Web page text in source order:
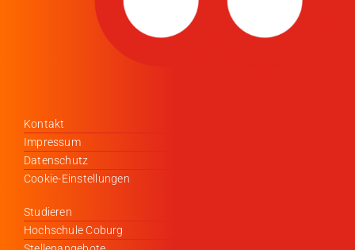
Kontakt
Impressum
Datenschutz
Cookie-Einstellungen
Studieren
Hochschule Coburg